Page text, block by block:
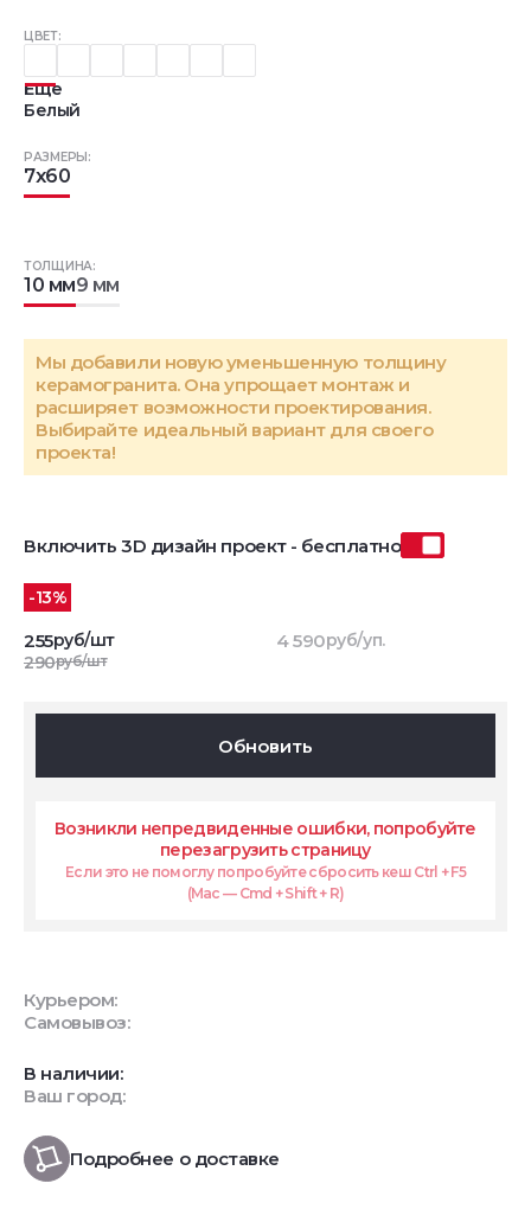
ЦВЕТ:
Еще
Белый
РАЗМЕРЫ:
7x60
ТОЛЩИНА:
10 мм9 мм
Мы добавили новую уменьшенную толщину
керамогранита. Она упрощает монтаж и
расширяет возможности проектирования.
Выбирайте идеальный вариант для своего
проекта!
Включить 3D дизайн проект - бесплатно
-13%
255руб/шт
290руб/шт
4 590руб/уп.
Обновить
Возникли непредвиденные ошибки, попробуйте
перезагрузить страницу
Если это не помоглу попробуйте сбросить кеш Ctrl + F5
(Mac — Cmd + Shift + R)
Курьером:
Самовывоз:
В наличии:
Ваш город:
Подробнее о доставке